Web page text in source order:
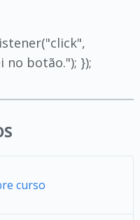
botão."); });
curso